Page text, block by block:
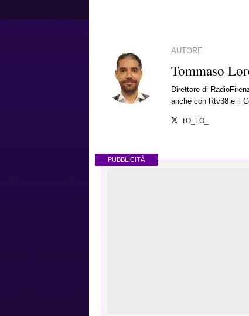
AUTORE
Tommaso
Direttore di
anche con Rtv38 e il
TO_LO_
PUBBLICITÀ